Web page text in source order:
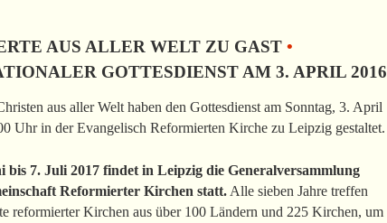
AUS ALLER WELT ZU GAST •
GOTTESDIENST AM 3. APRIL 2016
aus aller Welt haben den Gottesdienst am Sonntag, 3. April
Uhr in der Evangelisch Reformierten Kirche zu Leipzig gestaltet.
bis 7. Juli 2017 findet in Leipzig die Generalversammlung
Reformierter Kirchen statt. Alle sieben Jahre treffen
reformierter Kirchen aus über 100 Ländern und 225 Kirchen, um